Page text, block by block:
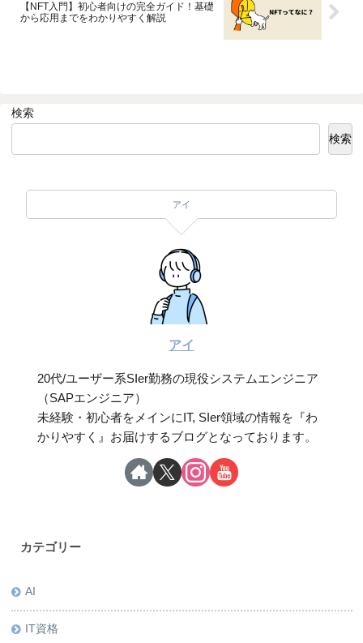
【NFT入門】初心者向けの完全ガイド！基礎
から応用までをわかりやすく解説
検索
検索
アイ
アイ
20代/ユーザー系SIer勤務の現役システムエンジニア
（SAPエンジニア）
未経験・初心者をメインにIT, SIer領域の情報を『わ
かりやすく』お届けするブログとなっております。
カテゴリー
AI
IT資格